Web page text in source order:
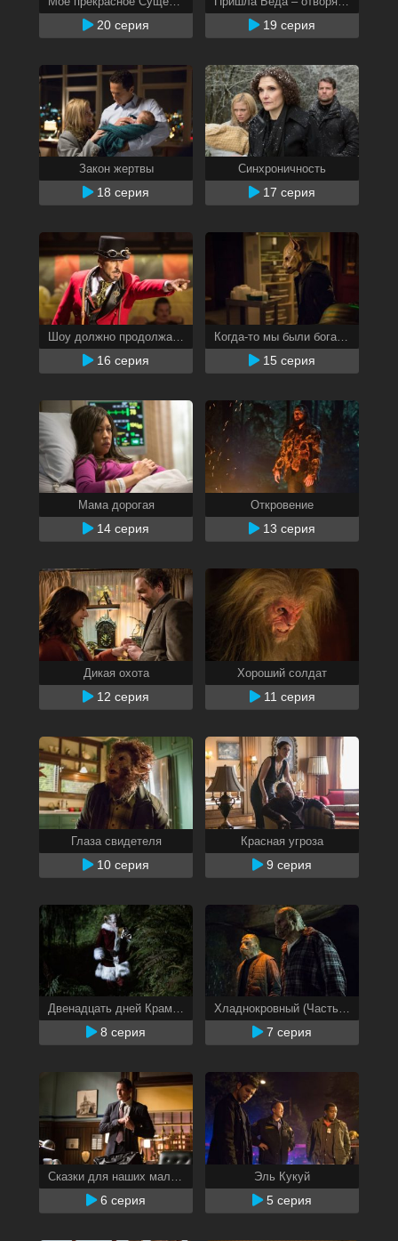
20 серия 19 серия
Закон жертвы
18 серия
Синхроничность
17 серия
Шоу должно продолжаться
16 серия
Когда-то мы были богами
15 серия
Мама дорогая
14 серия
Откровение
13 серия
Дикая охота
12 серия
Хороший солдат
11 серия
Глаза свидетеля
10 серия
Красная угроза
9 серия
Двенадцать дней Крампуса (Часть 2)
8 серия
Хладнокровный (Часть 1)
7 серия
Сказки для наших малышей
6 серия
Эль Кукуй
5 серия